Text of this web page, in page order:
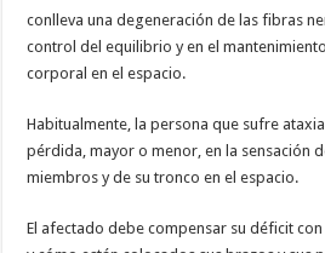
conlleva una degeneración de las fibras
control del equilibrio y en el
corporal en el espacio.
Habitualmente, la persona que sufre
pérdida, mayor o menor, en la sensación
miembros y de su tronco en el espacio.
El afectado debe compensar su déficit